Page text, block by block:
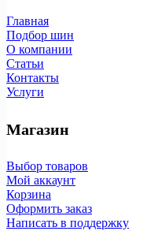
Главная
Подбор шин
О компании
Статьи
Контакты
Услуги
Магазин
Выбор товаров
Мой аккаунт
Корзина
Оформить заказ
Написать в поддержку